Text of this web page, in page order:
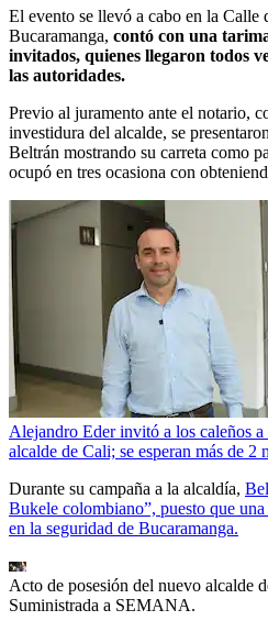
El evento se llevó a cabo en la Calle
Bucaramanga, contó con una
invitados, quienes llegaron todos
las autoridades.
Previo al juramento ante el notario,
investidura del alcalde, se
Beltrán mostrando su carreta como
ocupó en tres ocasiona con
Alejandro Eder invitó a los caleños
alcalde de Cali; se esperan más de 2
Durante su campaña a la alcaldía,
Bukele colombiano”, puesto que una
en la seguridad de Bucaramanga.
Acto de posesión del nuevo alcalde
Suministrada a SEMANA.